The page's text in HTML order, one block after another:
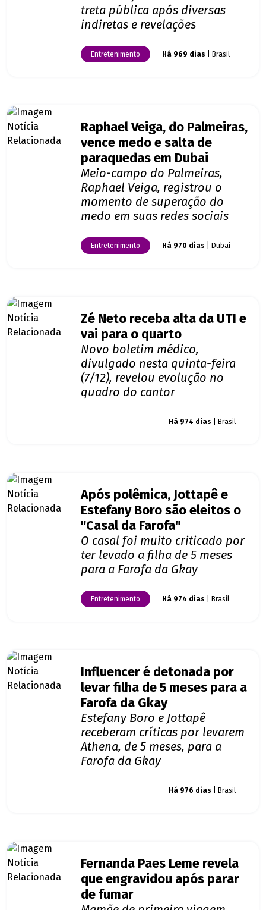
treta pública após diversas
indiretas e revelações
Entretenimento Há 969 dias | Brasil
Raphael Veiga, do Palmeiras,
vence medo e salta de
paraquedas em Dubai
Meio-campo do Palmeiras,
Raphael Veiga, registrou o
momento de superação do
medo em suas redes sociais
Entretenimento Há 970 dias | Dubai
Zé Neto receba alta da UTI e
vai para o quarto
Novo boletim médico,
divulgado nesta quinta-feira
(7/12), revelou evolução no
quadro do cantor
Há 974 dias | Brasil
Após polêmica, Jottapê e
Estefany Boro são eleitos o
"Casal da Farofa"
O casal foi muito criticado por
ter levado a filha de 5 meses
para a Farofa da Gkay
Entretenimento Há 974 dias | Brasil
Influencer é detonada por
levar filha de 5 meses para a
Farofa da Gkay
Estefany Boro e Jottapê
receberam críticas por levarem
Athena, de 5 meses, para a
Farofa da Gkay
Há 976 dias | Brasil
Fernanda Paes Leme revela
que engravidou após parar
de fumar